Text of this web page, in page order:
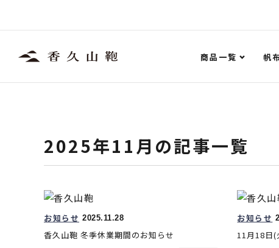
商品一覧 帆
2025年11月 の記事一覧
お知らせ 2025.11.28
香久山鞄 冬季休業期間のお知らせ
お知らせ
11月18日(